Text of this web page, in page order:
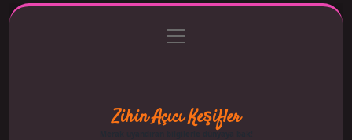
Gizlilik Politikası
menüyü
aç
Zihin Açıcı Keşifler
Merak uyandıran bilgilerle dünyaya bak!